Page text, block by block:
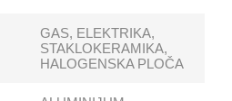
GAS, ELEKTRIKA,
STAKLOKERAMIKA,
HALOGENSKA PLOČA